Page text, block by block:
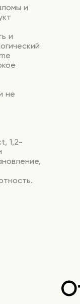
и
и
не
1,2-
Стик-
пептидами